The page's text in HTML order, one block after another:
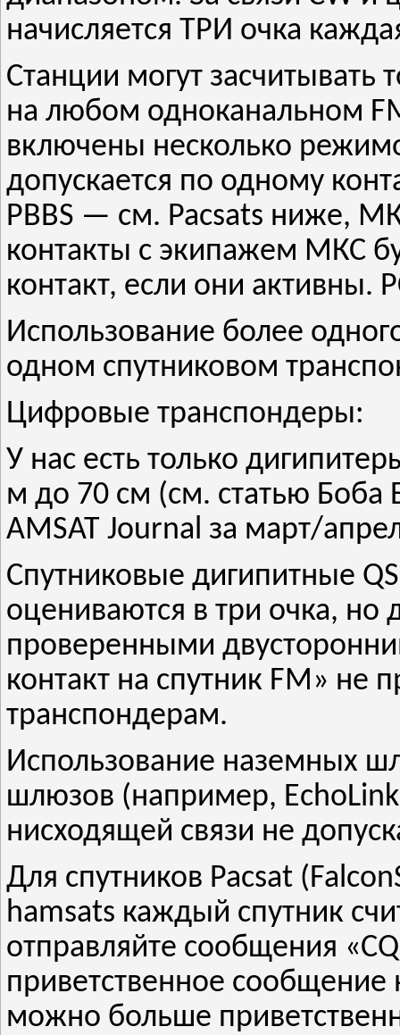
начисляется ТРИ очка
Станции могут засчитывать
на любом одноканальном
включены несколько
допускается по одному
PBBS — см. Pacsats ниже,
контакты с экипажем МКС
контакт, если они активны.
Использование более
одном спутниковом
Цифровые транспондеры:
У нас есть только
м до 70 см (см. статью Боба
AMSAT Journal за март/
Спутниковые дигипитные
оцениваются в три очка,
проверенными
контакт на спутник FM» не
транспондерам.
Использование наземных
шлюзов (например,
нисходящей связи не
Для спутников Pacsat
hamsats каждый спутник
отправляйте сообщения
приветственное сообщение
можно больше